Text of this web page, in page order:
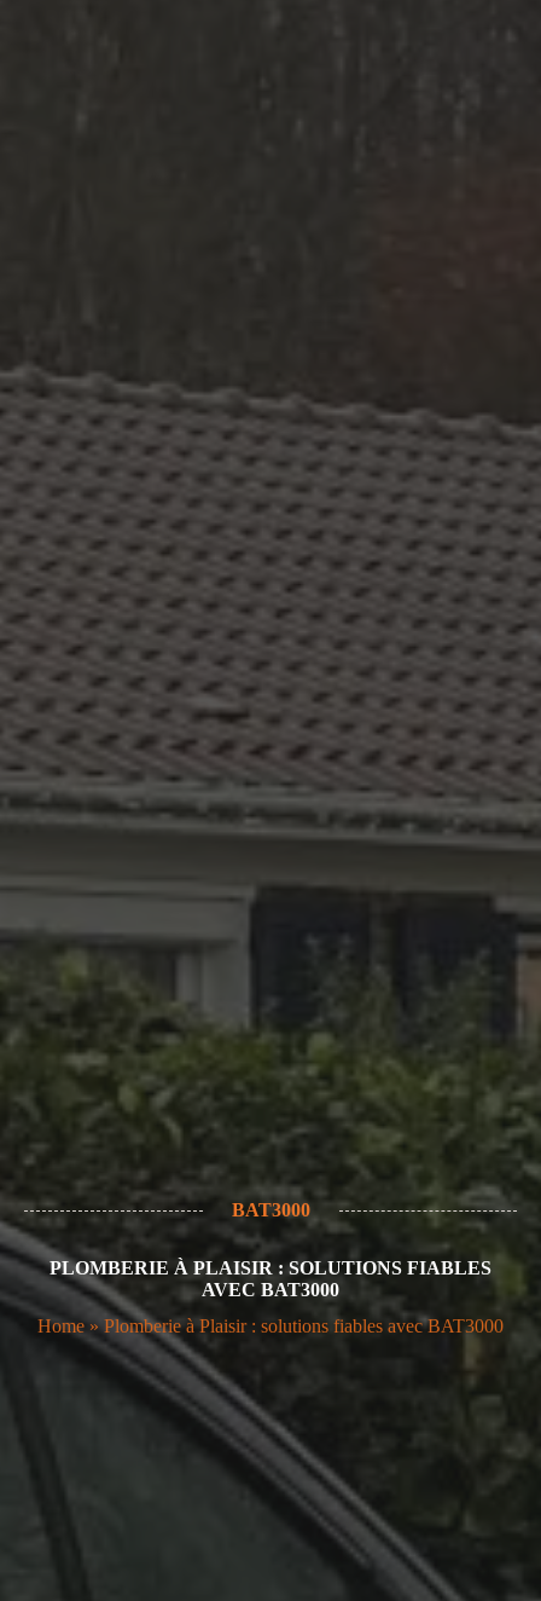
BAT3000
PLOMBERIE À PLAISIR : SOLUTIONS FIABLES
AVEC BAT3000
Home »Plomberie à Plaisir : solutions fiables avec BAT3000